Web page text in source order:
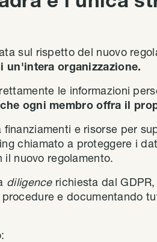
sul rispetto del nuovo
un'intera organizzazione.
le informazioni
ogni membro offra il
e risorse per
chiamato a proteggere i
nuovo regolamento.
diligence richiesta dal
e documentando